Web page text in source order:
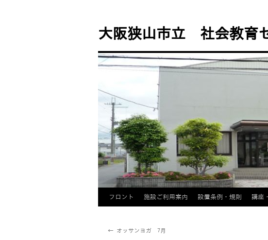
テ
ン
へ
ス
プ
大阪狭山市立 社会教育
フロント 施設ご利用案内 設置条例・規則 講座
← オッサンヨガ 7月